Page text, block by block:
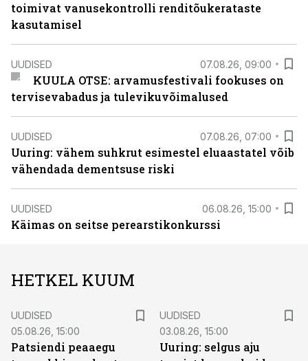
toimivat vanusekontrolli renditõukerataste
kasutamisel
UUDISED 07.08.26, 09:00
KUULA OTSE: arvamusfestivali fookuses on
tervisevabadus ja tulevikuvõimalused
UUDISED 07.08.26, 07:00
Uuring: vähem suhkrut esimestel eluaastatel võib
vähendada dementsuse riski
UUDISED 06.08.26, 15:00
Käimas on seitse perearstikonkurssi
HETKEL KUUM
UUDISED
05.08.26, 15:00
Patsiendi peaaegu
UUDISED
03.08.26, 15:00
Uuring: selgus aju